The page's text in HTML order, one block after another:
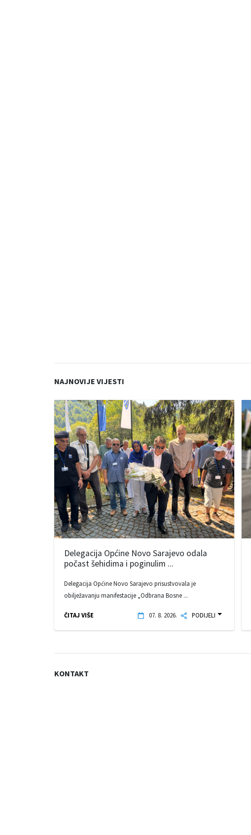
NAJNOVIJE VIJESTI
Delegacija Općine Novo Sarajevo odala
počast šehidima i poginulim ...
Delegacija Općine Novo Sarajevo prisustvovala je
obilježavanju manifestacije „Odbrana Bosne ...
ČITAJ VIŠE 07. 8. 2026. PODIJELI
KONTAKT